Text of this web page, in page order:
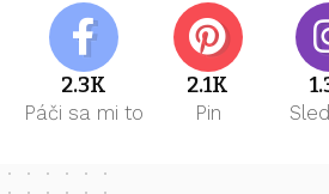
2.3K
Páči sa mi to
2.1K
Pin